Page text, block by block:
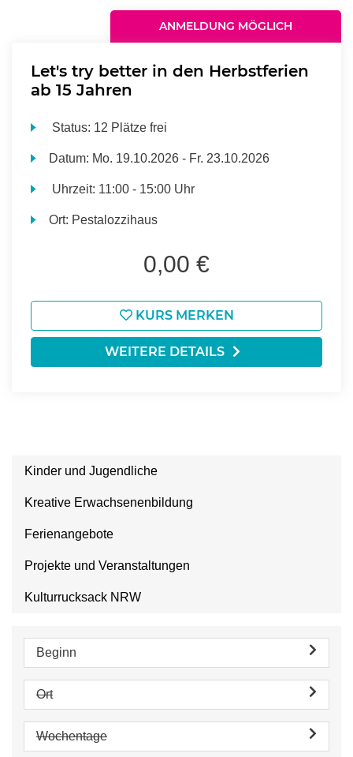
ANMELDUNG MÖGLICH
Let's try better in den Herbstferien
ab 15 Jahren
Status: 12 Plätze frei
Datum: Mo. 19.10.2026 - Fr. 23.10.2026
Uhrzeit: 11:00 - 15:00 Uhr
Ort: Pestalozzihaus
0,00 €
KURS MERKEN
WEITERE DETAILS
Kinder und Jugendliche
Kreative Erwachsenenbildung
Ferienangebote
Projekte und Veranstaltungen
Kulturrucksack NRW
Beginn
Ort
Wochentage